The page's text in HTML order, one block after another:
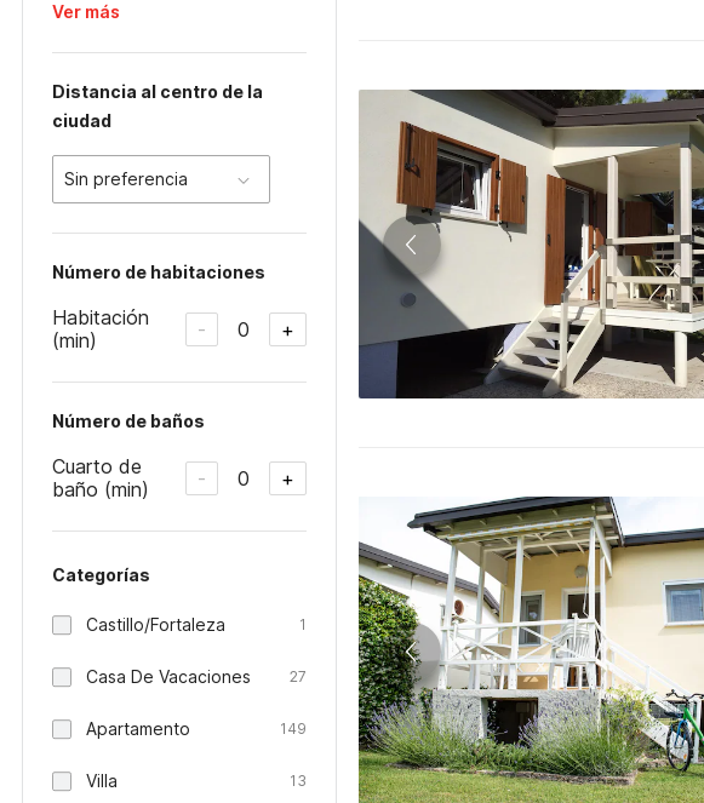
Ver más
Distancia al centro de la
ciudad
Sin preferencia
Número de habitaciones
Habitación
(min)
- 0 +
Número de baños
Cuarto de
baño (min)
- 0 +
Categorías
Castillo/Fortaleza 1
Casa De Vacaciones 27
Apartamento 149
Villa 13